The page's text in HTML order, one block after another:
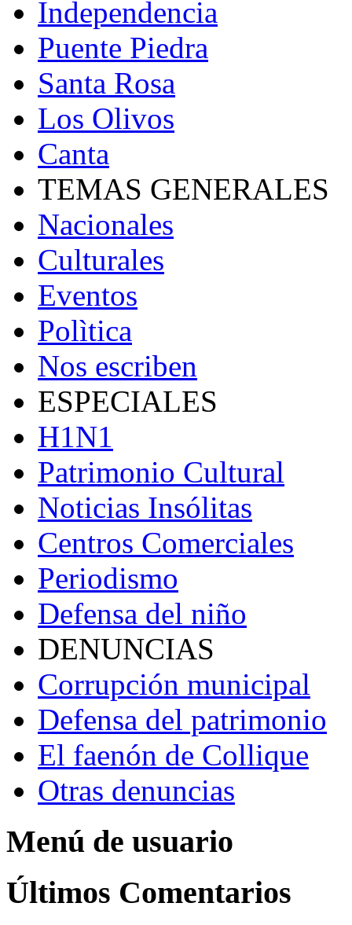
Independencia
Puente Piedra
Santa Rosa
Los Olivos
Canta
TEMAS GENERALES
Nacionales
Culturales
Eventos
Polìtica
Nos escriben
ESPECIALES
H1N1
Patrimonio Cultural
Noticias Insólitas
Centros Comerciales
Periodismo
Defensa del niño
DENUNCIAS
Corrupción municipal
Defensa del patrimonio
El faenón de Collique
Otras denuncias
Menú de usuario
Últimos Comentarios